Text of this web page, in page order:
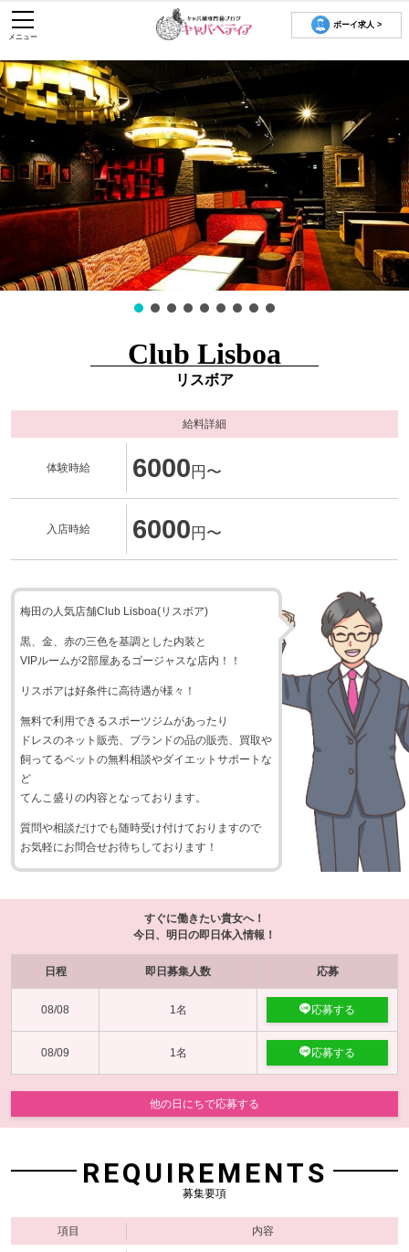
ボーイ求人 >
メニュー
Club Lisboa
リスボア
給料詳細
体験時給 6000 円〜
入店時給 6000 円〜
梅田の人気店舗Club Lisboa(リスボア)
黒、金、赤の三色を基調とした内装と
VIPルームが2部屋あるゴージャスな店内！！
リスボアは好条件に高待遇が様々！
無料で利用できるスポーツジムがあったり
ドレスのネット販売、ブランドの品の販売、買取や
飼ってるペットの無料相談やダイエットサポートな
ど
てんこ盛りの内容となっております。
質問や相談だけでも随時受け付けておりますので
お気軽にお問合せお待ちしております！
すぐに働きたい貴女へ！
今日、明日の即日体入情報！
日程 即日募集人数 応募
08/08 1名 応募する
08/09 1名 応募する
他の日にちで応募する
REQUIREMENTS
募集要項
項目 内容